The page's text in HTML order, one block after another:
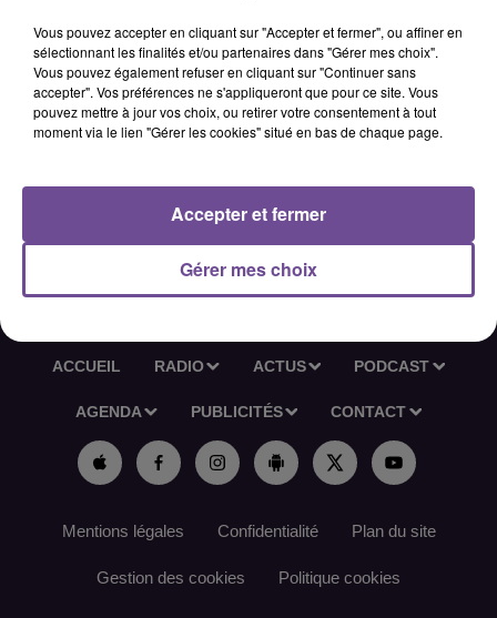
l'attractivité des étalages. Effectuer le suivi des stocks,
vérifier les dates de péremption et procéder au réassortiment
des produits afin de garantir une disponibilité optimale pour
les clients. Accueillir, conseiller et orienter la clientèle dans
leurs achats, en apportant vos connaissances produits pour
Référence de l’offre France Travail :189DTWD
ACCUEIL RADIO ACTUS PODCAST
AGENDA PUBLICITÉS CONTACT
Mentions légales Confidentialité Plan du site
Gestion des cookies Politique cookies
Vous pouvez accepter en cliquant sur "Accepter et fermer", ou affiner en
sélectionnant les finalités et/ou partenaires dans "Gérer mes choix".
Vous pouvez également refuser en cliquant sur "Continuer sans
accepter". Vos préférences ne s'appliqueront que pour ce site. Vous
pouvez mettre à jour vos choix, ou retirer votre consentement à tout
moment via le lien "Gérer les cookies" situé en bas de chaque page.
Gérer mes choix
Accepter et fermer